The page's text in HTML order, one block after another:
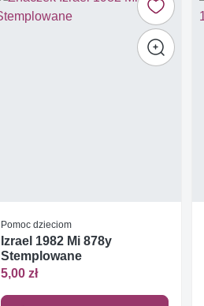
Pomoc dzieciom
Izrael 1982 Mi 878y
Stemplowane
5,00 zł